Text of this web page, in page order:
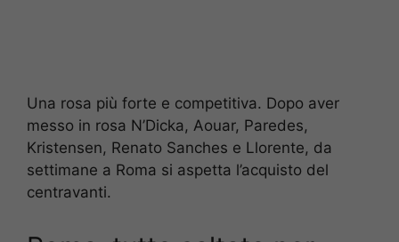
Una rosa più forte e competitiva. Dopo aver
messo in rosa N’Dicka, Aouar, Paredes,
Kristensen, Renato Sanches e Llorente, da
settimane a Roma si aspetta l’acquisto del
centravanti.